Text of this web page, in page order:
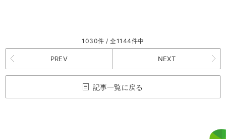
1030件 / 全1144件中
PREV NEXT
記事一覧に戻る